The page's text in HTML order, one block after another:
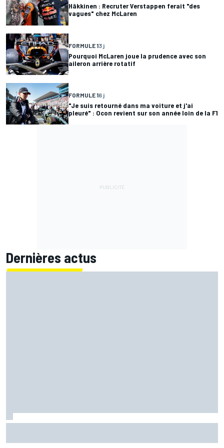
Häkkinen : Recruter Verstappen ferait "des
vagues" chez McLaren
FORMULE 13 j
Pourquoi McLaren joue la prudence avec son
aileron arrière rotatif
FORMULE 16 j
"Je suis retourné dans ma voiture et j'ai
pleuré" : Ocon revient sur son année loin de la F1
Dernières actus